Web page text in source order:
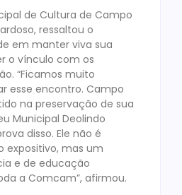
de Cultura de Campo
ressaltou o
em manter viva sua
o vínculo com os
“Ficamos muito
esse encontro. Campo
na preservação de sua
Municipal Deolindo
disso. Ele não é
expositivo, mas um
e de educação
a Comcam”, afirmou.